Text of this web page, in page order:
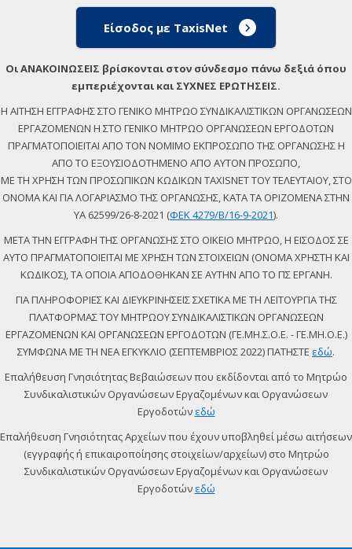
Είσοδος με TaxisNet
Οι ΑΝΑΚΟΙΝΩΣΕΙΣ βρίσκονται στον σύνδεσμο πάνω δεξιά όπου
εμπεριέχονται και ΣΥΧΝΕΣ ΕΡΩΤΗΣΕΙΣ.
Η ΑΙΤΗΣΗ ΕΓΓΡΑΦΗΣ ΣΤΟ ΓΕΝΙΚΟ ΜΗΤΡΩΟ ΣΥΝΔΙΚΑΛΙΣΤΙΚΩΝ ΟΡΓΑΝΩΣΕΩΝ
ΕΡΓΑΖΟΜΕΝΩΝ Η ΣΤΟ ΓΕΝΙΚΟ ΜΗΤΡΩΟ ΟΡΓΑΝΩΣΕΩΝ ΕΡΓΟΔΟΤΩΝ
ΠΡΑΓΜΑΤΟΠΟΙΕΙΤΑΙ ΑΠΟ ΤΟΝ ΝΟΜΙΜΟ ΕΚΠΡΟΣΩΠΟ ΤΗΣ ΟΡΓΑΝΩΣΗΣ Η
ΑΠΟ ΤΟ ΕΞΟΥΣΙΟΔΟΤΗΜΕΝΟ ΑΠΟ ΑΥΤΟΝ ΠΡΟΣΩΠΟ,
ΜΕ ΤΗ ΧΡΗΣΗ ΤΩΝ ΠΡΟΣΩΠΙΚΩΝ ΚΩΔΙΚΩΝ TAXISNET ΤΟΥ ΤΕΛΕΥΤΑΙΟΥ, ΣΤΟ
ΟΝΟΜΑ ΚΑΙ ΓΙΑ ΛΟΓΑΡΙΑΣΜΟ ΤΗΣ ΟΡΓΑΝΩΣΗΣ, ΚΑΤΑ ΤΑ ΟΡΙΖΟΜΕΝΑ ΣΤΗΝ
ΥΑ 62599/26-8-2021 (ΦΕΚ 4279/Β/16-9-2021).
ΜΕΤΑ ΤΗΝ ΕΓΓΡΑΦΗ ΤΗΣ ΟΡΓΑΝΩΣΗΣ ΣΤΟ ΟΙΚΕΙΟ ΜΗΤΡΩΟ, Η ΕΙΣΟΔΟΣ ΣΕ
ΑΥΤΟ ΠΡΑΓΜΑΤΟΠΟΙΕΙΤΑΙ ΜΕ ΧΡΗΣΗ ΤΩΝ ΣΤΟΙΧΕΙΩΝ (ΟΝΟΜΑ ΧΡΗΣΤΗ ΚΑΙ
ΚΩΔΙΚΟΣ), ΤΑ ΟΠΟΙΑ ΑΠΟΔΟΘΗΚΑΝ ΣΕ ΑΥΤΗΝ ΑΠΟ ΤΟ ΠΣ ΕΡΓΑΝΗ.
ΓΙΑ ΠΛΗΡΟΦΟΡΙΕΣ ΚΑΙ ΔΙΕΥΚΡΙΝΗΣΕΙΣ ΣΧΕΤΙΚΑ ΜΕ ΤΗ ΛΕΙΤΟΥΡΓΙΑ ΤΗΣ
ΠΛΑΤΦΟΡΜΑΣ ΤΟΥ ΜΗΤΡΩΟΥ ΣΥΝΔΙΚΑΛΙΣΤΙΚΩΝ ΟΡΓΑΝΩΣΕΩΝ
ΕΡΓΑΖΟΜΕΝΩΝ ΚΑΙ ΟΡΓΑΝΩΣΕΩΝ ΕΡΓΟΔΟΤΩΝ (ΓΕ.ΜΗ.Σ.Ο.Ε. - ΓΕ.ΜΗ.Ο.Ε.)
ΣΥΜΦΩΝΑ ΜΕ ΤΗ ΝΕΑ ΕΓΚΥΚΛΙΟ (ΣΕΠΤΕΜΒΡΙΟΣ 2022) ΠΑΤΗΣΤΕ εδώ.
Επαλήθευση Γνησιότητας Βεβαιώσεων που εκδίδονται από το Μητρώο
Συνδικαλιστικών Οργανώσεων Εργαζομένων και Οργανώσεων
Εργοδοτών εδώ
Επαλήθευση Γνησιότητας Αρχείων που έχουν υποβληθεί μέσω αιτήσεων
(εγγραφής ή επικαιροποίησης στοιχείων/αρχείων) στο Μητρώο
Συνδικαλιστικών Οργανώσεων Εργαζομένων και Οργανώσεων
Εργοδοτών εδώ